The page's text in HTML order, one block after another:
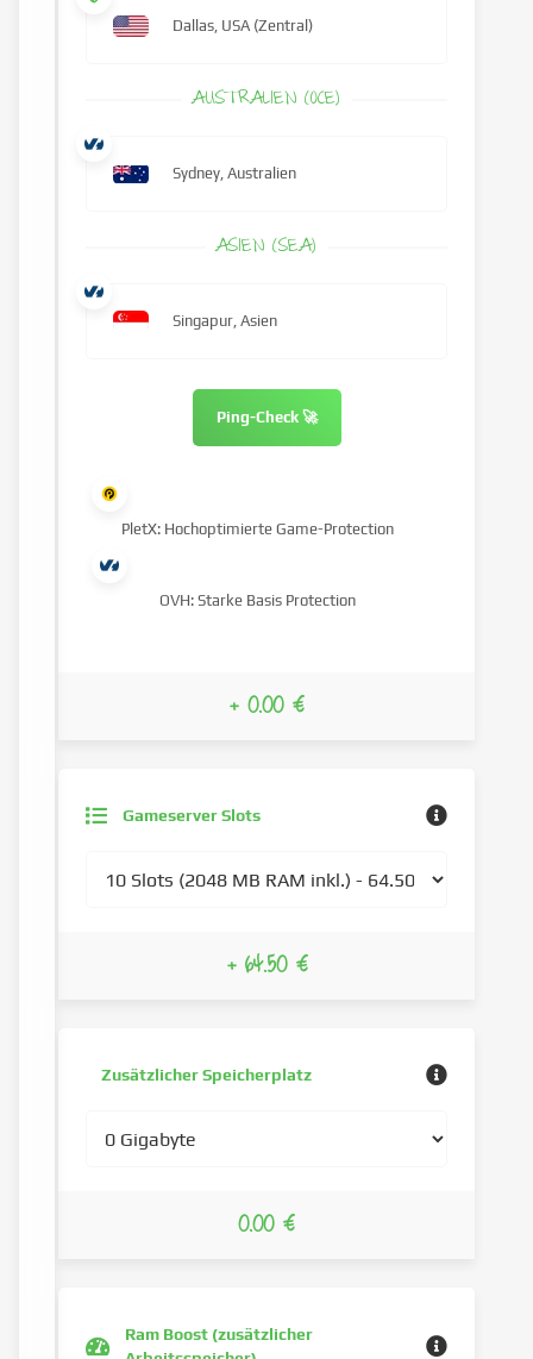
Gameserver Slots
+ 64.50 €
Dallas, USA (Zentral)
AUSTRALIEN (OCE)
Sydney, Australien
ASIEN (SEA)
Singapur, Asien
Ping-Check 🚀
PletX: Hochoptimierte Game-Protection
OVH: Starke Basis Protection
+ 0.00 €
Zusätzlicher Speicherplatz
0.00 €
Ram Boost (zusätzlicher